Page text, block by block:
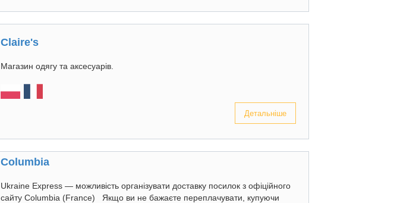
Claire's
Магазин одягу та аксесуарів.
Детальніше
Columbia
Ukraine Express — можливість організувати доставку посилок з офіційного
сайту Columbia (France) Якщо ви не бажаєте переплачувати, купуючи